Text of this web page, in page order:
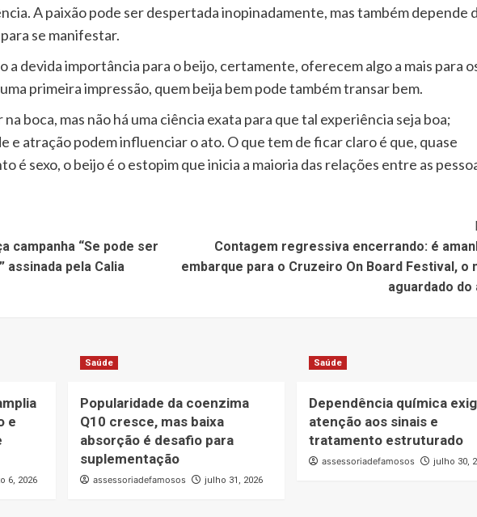
A paixão pode ser despertada inopinadamente, mas também depende
se manifestar.
a devida importância para o beijo, certamente, oferecem algo a mais para
primeira impressão, quem beija bem pode também transar bem.
boca, mas não há uma ciência exata para que tal experiência seja boa;
e atração podem influenciar o ato. O que tem de ficar claro é que, quase
é sexo, o beijo é o estopim que inicia a maioria das relações entre as
campanha “Se pode ser
assinada pela Calia
Contagem regressiva encerrando: é
embarque para o Cruzeiro On Board Festival, o
aguardado do
e
6, 2026
Saúde
Popularidade da coenzima
Q10 cresce, mas baixa
absorção é desafio para
suplementação
assessoriadefamosos julho 31, 2026
Saúde
Dependência química
atenção aos sinais e
tratamento estruturado
assessoriadefamosos julho 30,